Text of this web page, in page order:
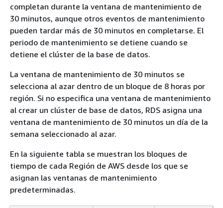
completan durante la ventana de mantenimiento de
30 minutos, aunque otros eventos de mantenimiento
pueden tardar más de 30 minutos en completarse. El
periodo de mantenimiento se detiene cuando se
detiene el clúster de la base de datos.
La ventana de mantenimiento de 30 minutos se
selecciona al azar dentro de un bloque de 8 horas por
región. Si no especifica una ventana de mantenimiento
al crear un clúster de base de datos, RDS asigna una
ventana de mantenimiento de 30 minutos un día de la
semana seleccionado al azar.
En la siguiente tabla se muestran los bloques de
tiempo de cada Región de AWS desde los que se
asignan las ventanas de mantenimiento
predeterminadas.